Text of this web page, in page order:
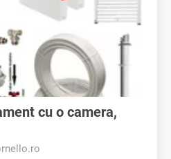
cu o camera,